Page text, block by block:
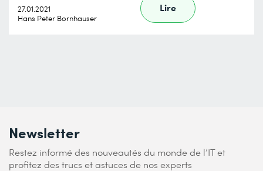
27.01.2021
Hans Peter Bornhauser
Lire
Newsletter
Restez informé des nouveautés du monde de l’IT et
profitez des trucs et astuces de nos experts